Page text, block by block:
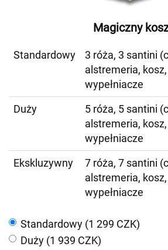
Magiczny
Standardowy
3 róża, 3 santini
alstremeria,
wypełniacze
Duży
5 róża, 5 santini
alstremeria,
wypełniacze
Ekskluzywny
7 róża, 7 santini
alstremeria,
wypełniacze
Standardowy (1 299 CZK)
Duży (1 939 CZK)